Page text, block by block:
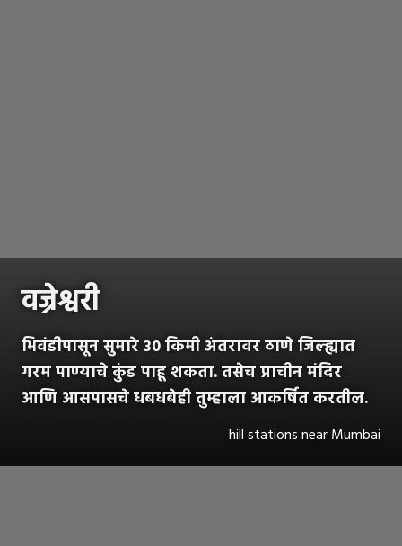
वज्रेश्वरी
भिवंडीपासून सुमारे 30 किमी अंतरावर ठाणे जिल्ह्यात
गरम पाण्याचे कुंड पाहू शकता. तसेच प्राचीन मंदिर
आणि आसपासचे धबधबेही तुम्हाला आकर्षित करतील.
hill stations near Mumbai